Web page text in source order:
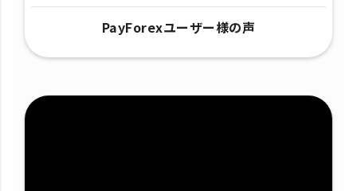
PayForexユーザー様の声​